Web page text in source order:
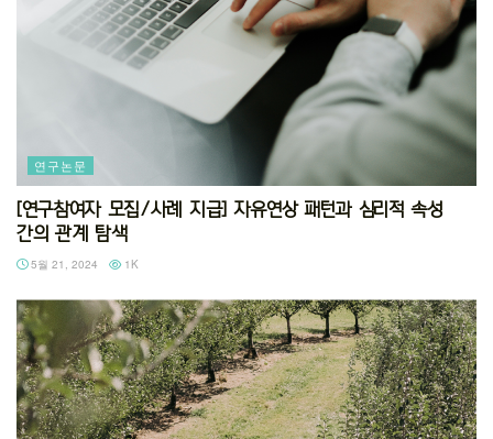
연구논문
[연구참여자 모집/사례 지급] 자유연상 패턴과 심리적 속성
간의 관계 탐색
5월 21, 2024 1K